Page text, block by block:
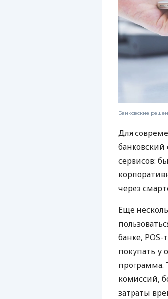
Банковские
Для
банковский
сервисов:
через
Еще
банке,
покупать у
программа.
комиссий,
затраты